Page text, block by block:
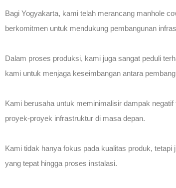
Bagi Yogyakarta, kami telah merancang manhole
berkomitmen untuk mendukung pembangunan
Dalam proses produksi, kami juga sangat peduli
kami untuk menjaga keseimbangan antara
Kami berusaha untuk meminimalisir dampak
proyek-proyek infrastruktur di masa depan.
Kami tidak hanya fokus pada kualitas produk,
yang tepat hingga proses instalasi.